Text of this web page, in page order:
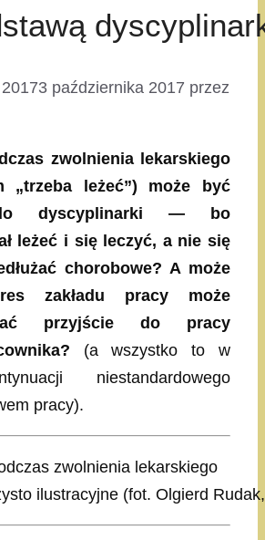
3 października 2017 przez
zwolnienia lekarskiego
„trzeba leżeć”) może być
dyscyplinarki — bo
leżeć i się leczyć, a nie się
chorobowe? A może
zakładu pracy może
przyjście do pracy
(a wszystko to w
niestandardowego
pracy).
ilustracyjne (fot. Olgierd